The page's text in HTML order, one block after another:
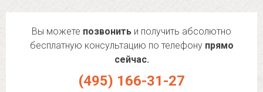
Вы можете позвонить и получить абсолютно
бесплатную консультацию по телефону прямо
сейчас.
(495) 166-31-27